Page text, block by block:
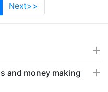
Next>>
and money making